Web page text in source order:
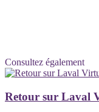
Consultez également
Retour sur Laval